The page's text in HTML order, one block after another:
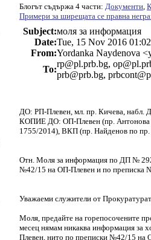
Блогът съдържа 4 части: Документи
Примери за ширещата се правна
Subject:моля за информация
Date:Tue, 15 Nov 2016
From:Yordanka Naydenova
To:
rp@pl.prb.bg,
prb@prb.bg,
ДО: РП-Плевен, мл. пр. Кичева, набл.
КОПИЕ ДО: ОП-Плевен (пр. Антонова
1755/2014), ВКП (пр. Найденов по пр.
Отн. Моля за информация по ДП №
№42/15 на ОП-Плевен и по преписка
Уважаеми служители от
Моля, предайте на горепосочените
месец нямам никаква информация за
Плевен, нито по преписки №42/15